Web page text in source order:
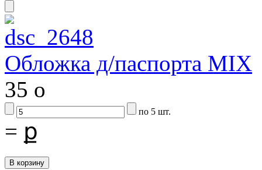
Обложка д/паспорта MIX
35 o
по 5 шт.
= ք